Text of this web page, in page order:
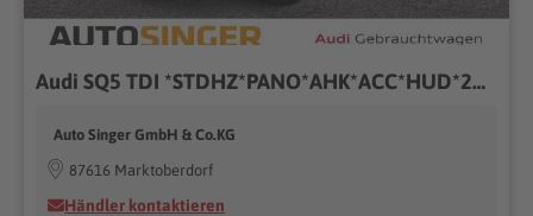
Audi SQ5 TDI *STDHZ*PANO*AHK*ACC*HUD*21"*LEDER*R-CAM*
Auto Singer GmbH & Co.KG
87616 Marktoberdorf
Händler kontaktieren